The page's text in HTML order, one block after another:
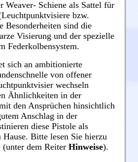
Weaver- Schiene als Sattel für
bzw.
Besonderheiten sind die
Visierung und der spezielle
Federkolbensystem.
sich an ambitionierte
von offener
wechseln
Ähnlichkeiten in der
den Ansprüchen hinsichtlich
Anschlag in der
diese Pistole als
Bitte lesen Sie hierzu
dem Reiter Hinweise).